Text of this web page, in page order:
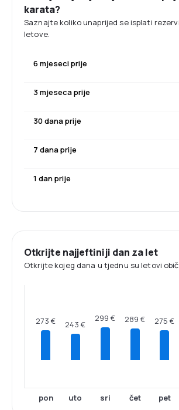
karata?
Saznajte koliko unaprijed se isplati
letove.
6 mjeseci prije
3 mjeseca prije
30 dana prije
7 dana prije
1 dan prije
Otkrijte najjeftiniji dan za let
Otkrijte kojeg dana u tjednu su letovi
273 €
pon
243 €
uto
299 €
sri
289 €
čet
275 €
pet